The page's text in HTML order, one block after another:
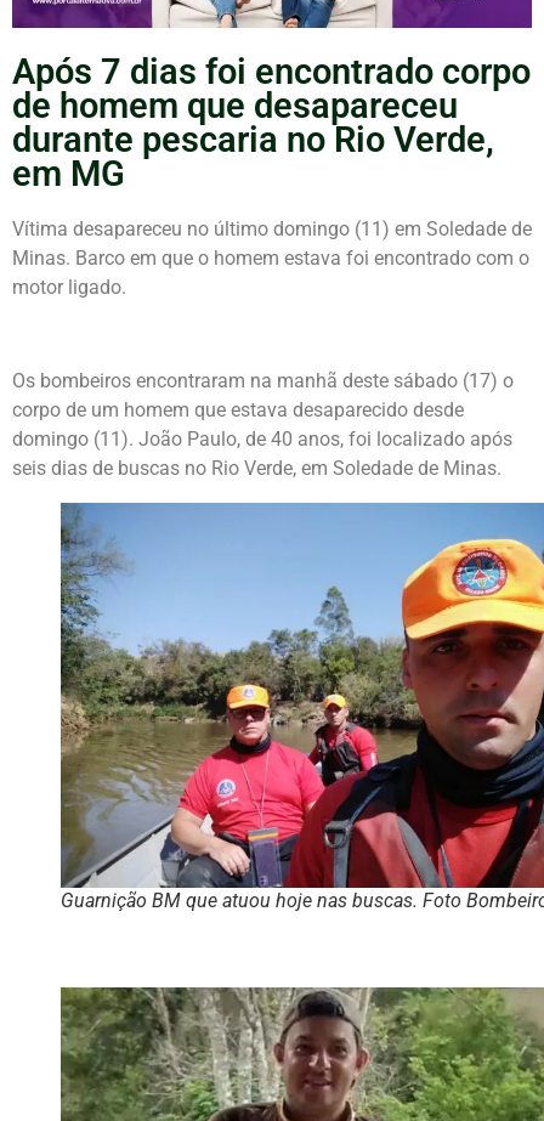
Após 7 dias foi encontrado corpo
de homem que desapareceu
durante pescaria no Rio Verde,
em MG
Vítima desapareceu no último domingo (11) em Soledade de
Minas. Barco em que o homem estava foi encontrado com o
motor ligado.
Os bombeiros encontraram na manhã deste sábado (17) o
corpo de um homem que estava desaparecido desde
domingo (11). João Paulo, de 40 anos, foi localizado após
seis dias de buscas no Rio Verde, em Soledade de Minas.
Guarnição BM que atuou hoje nas buscas. Foto